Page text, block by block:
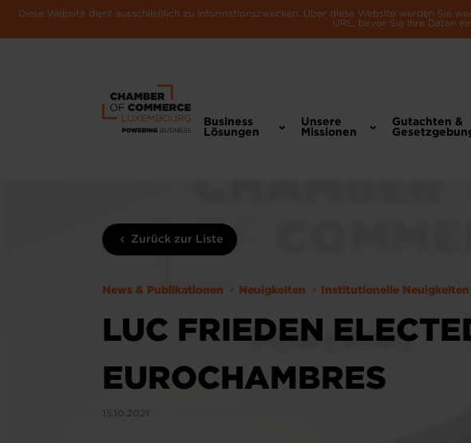
Diese Website dient ausschließlich zu Informationszwecken. Über diese Website werden Sie
URL, bevor Sie Ihre Daten
Business
Lösungen
Unsere
Missionen
Gutachten &
Zurück zur Liste
News & Publikationen Neuigkeiten Institutionelle Neuigkeiten
LUC FRIEDEN
EUROCHAMBRES
15.10.2021